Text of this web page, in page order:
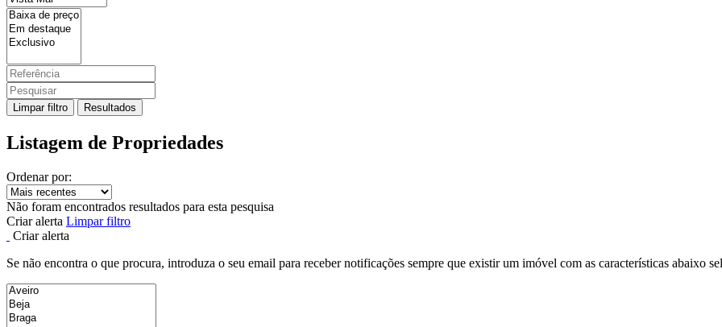
Limpar filtro Resultados
Listagem de Propriedades
Ordenar por:
Não foram encontrados resultados para esta pesquisa
Criar alerta Limpar filtro
Criar alerta
Se não encontra o que procura, introduza o seu email para receber notificações sempre que existir um imóvel com as características abaixo